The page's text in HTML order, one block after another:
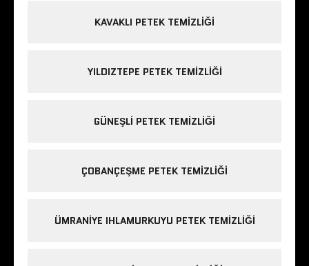
KAVAKLI PETEK TEMIZLIĞI
YILDIZTEPE PETEK TEMIZLIĞI
GÜNEŞLI PETEK TEMIZLIĞI
ÇOBANÇEŞME PETEK TEMIZLIĞI
ÜMRANIYE IHLAMURKUYU PETEK TEMIZLIĞI